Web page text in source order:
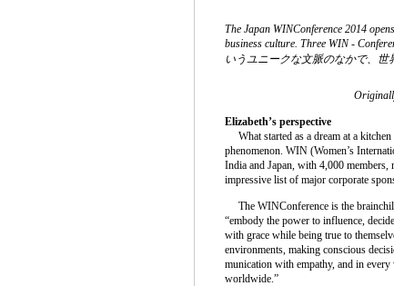
The Japan WINConference 2014
business culture. Three WIN -
いうユニークな文脈のなかで、世
Elizabeth’s perspective
What started as a dream at a
phenomenon. WIN (Women’s
India and Japan, with 4,000 members,
impressive list of major corporate
The WINConference is the
“embody the power to influence,
with grace while being true to
environments, making conscious
munication with empathy, and in
worldwide.”